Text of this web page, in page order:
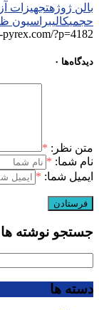
بالن ژوژهتجهیزات
حجمیکالیبراسیون
?p=4182
دیدگاه‌ها ۰
متن نظر: *
نام شما: *
ایمیل شما: *
جستجو نوشته ها
دسته ها